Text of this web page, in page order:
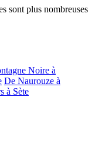
sont plus nombreuses
Noire à
De Naurouze à
à Sète